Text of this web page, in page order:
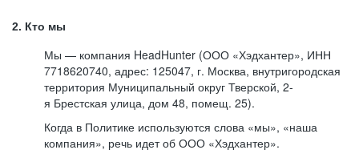
2. Кто мы
Мы — компания HeadHunter (ООО «Хэдхантер», ИНН
7718620740, адрес: 125047, г. Москва, внутригородская
территория Муниципальный округ Тверской, 2-
я Брестская улица, дом 48, помещ. 25).
Когда в Политике используются слова «мы», «наша
компания», речь идет об ООО «Хэдхантер».